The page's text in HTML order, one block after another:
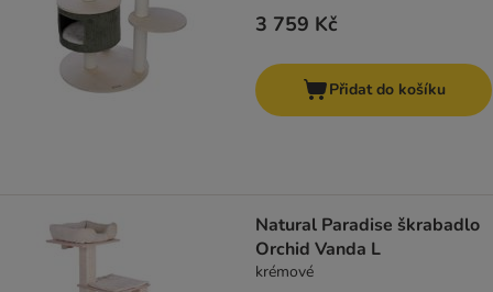
3 759 Kč
Přidat do košíku
Natural Paradise škrabadlo
Orchid Vanda L
krémové